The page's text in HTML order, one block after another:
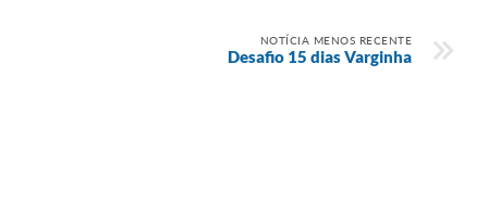
NOTÍCIA MENOS RECENTE
Desafio 15 dias Varginha